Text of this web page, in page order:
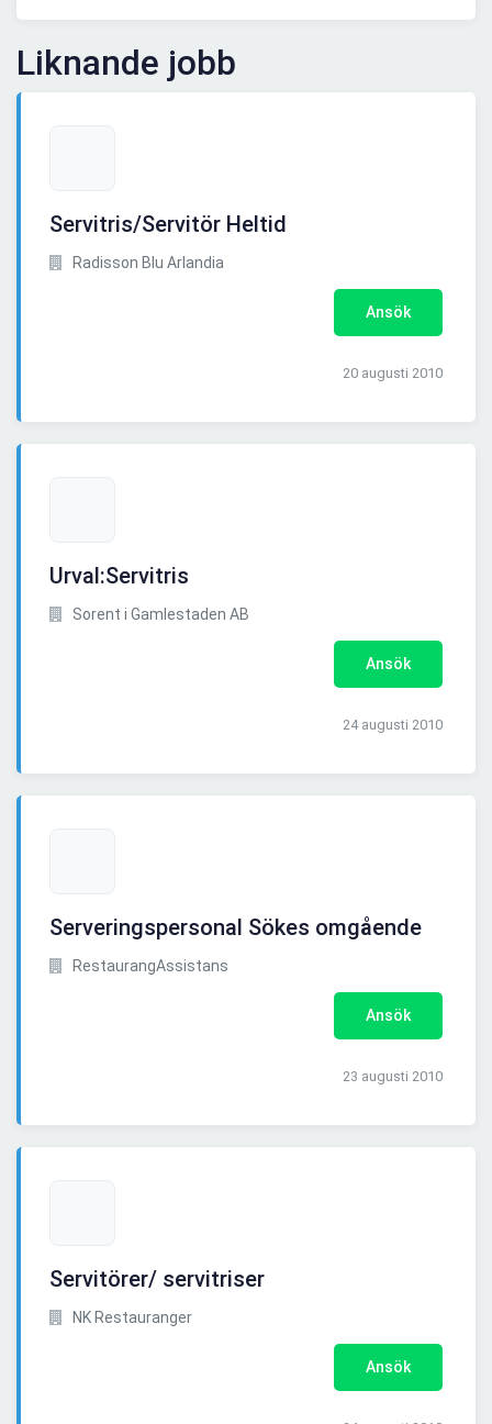
Liknande jobb
Servitris/Servitör Heltid
Radisson Blu Arlandia
Ansök
20 augusti 2010
Urval:Servitris
Sorent i Gamlestaden AB
Ansök
24 augusti 2010
Serveringspersonal Sökes omgående
RestaurangAssistans
Ansök
23 augusti 2010
Servitörer/ servitriser
NK Restauranger
Ansök